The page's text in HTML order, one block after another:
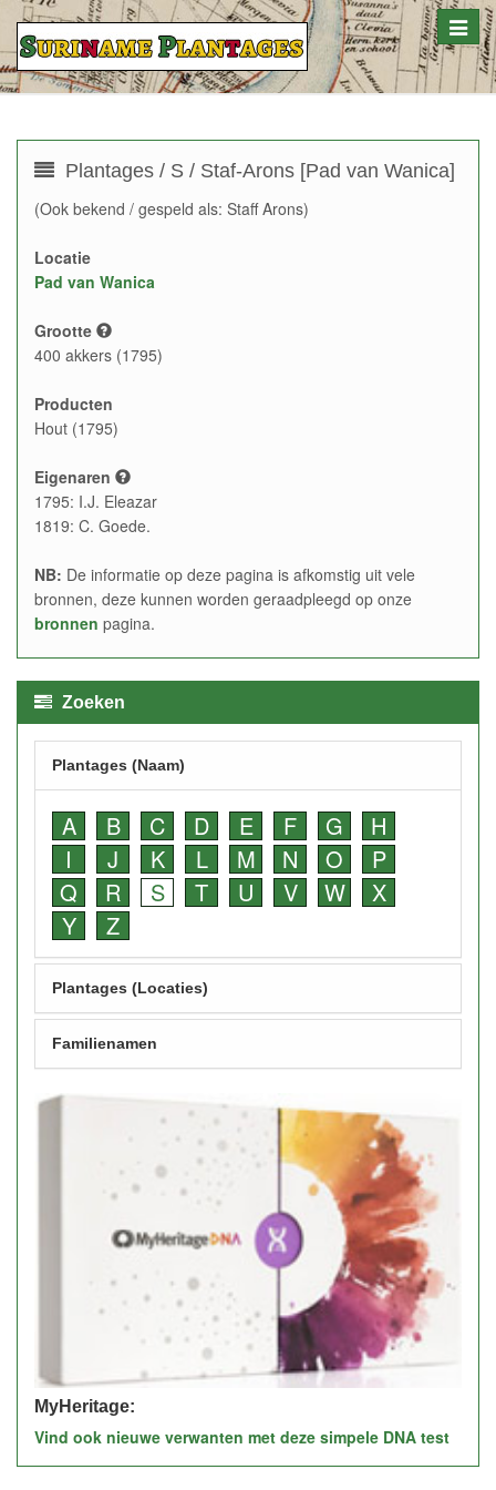
Toggle
Plantages / S / Staf-Arons [Pad van Wanica]
(Ook bekend / gespeld als: Staff Arons)
Locatie
Pad van Wanica
Grootte
400 akkers (1795)
Producten
Hout (1795)
Eigenaren
1795: I.J. Eleazar
1819: C. Goede.
NB: De informatie op deze pagina is afkomstig uit vele
bronnen, deze kunnen worden geraadpleegd op onze
bronnen pagina.
Zoeken
Plantages (Naam)
A B C D E F G
H
I
J K L M N O
P
Q
R S T U V W
X
Y
Z
Plantages (Locaties)
Familienamen
MyHeritage:
Vind ook nieuwe verwanten met deze simpele DNA test